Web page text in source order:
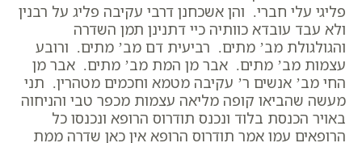
פליגי עלי חברי. והן אשכחנן דרבי עקיבה פליג על רבנין
ולא עבד עובדא כוותיה כיי דתנינן תמן השדרה
והגולגולת מב’ מתים. רביעית דם מב’ מתים. ורובע
עצמות מב’ מתים. אבר מן המת מב’ מתים. אבר מן
החי מב’ אנשים ר’ עקיבה מטמא וחכמים מטהרין. תני
מעשה שהביאו קופה מליאה עצמות מכפר טבי והניחוה
באויר הכנסת בלוד ונכנס תודרוס הרופא ונכנסו כל
הרופאים עמו אמר תודרוס הרופא אין כאן שדרה ממת